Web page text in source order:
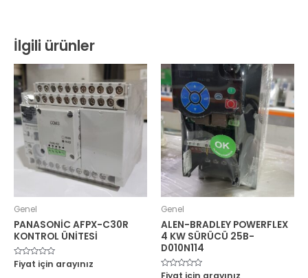
İlgili ürünler
Genel
PANASONİC AFPX-C30R
KONTROL ÜNİTESİ
5
üzerinden
Fiyat için arayınız
Genel
ALEN-BRADLEY POWERFLEX
4 KW SÜRÜCÜ 25B-
D010N114
5